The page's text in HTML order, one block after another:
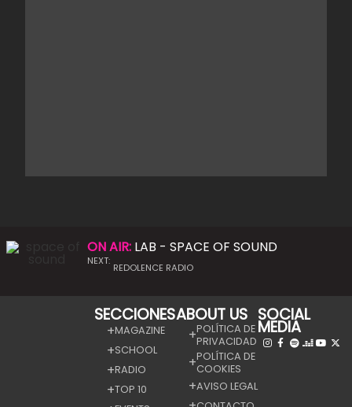
ON AIR: LAB - SPACE OF SOUND
NEXT:
REDOLENCE RADIO
SECCIONES
MAGAZINE
SCHOOL
RADIO
TOP 10
ABOUT US
POLÍTICA DE
PRIVACIDAD
POLÍTICA DE
COOKIES
AVISO LEGAL
SOCIAL
MEDIA